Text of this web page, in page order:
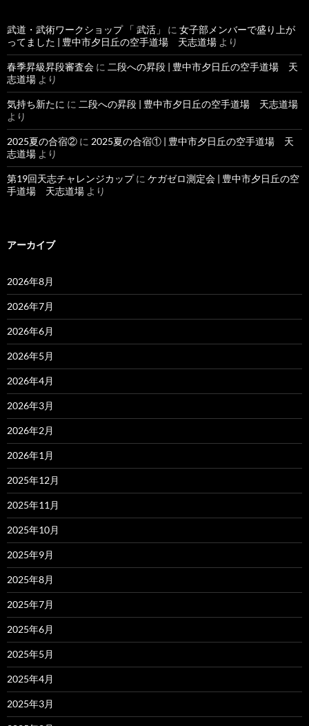
武道・武術ワークショップ 「 武活」 に 女子部メンバーで盛り上が
ってました | 豊中市夕日丘の空手道場 天志道場 より
春季昇級昇段審査会 に 二段への昇段 | 豊中市夕日丘の空手道場 天
志道場 より
気持ち新たに に 二段への昇段 | 豊中市夕日丘の空手道場 天志道場
より
2025夏の合宿② に 2025夏の合宿① | 豊中市夕日丘の空手道場 天
志道場 より
第19回天志チャレンジカップに ケガゼロ測定会 | 豊中市夕日丘の空
手道場 天志道場 より
アーカイブ
2026年8月
2026年7月
2026年6月
2026年5月
2026年4月
2026年3月
2026年2月
2026年1月
2025年12月
2025年11月
2025年10月
2025年9月
2025年8月
2025年7月
2025年6月
2025年5月
2025年4月
2025年3月